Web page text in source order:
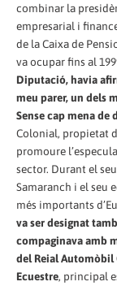
combinar la
empresarial i
de la Caixa de
va ocupar fins al
Diputació, havia
meu parer, un dels
Sense cap mena de
Colonial, propietat
promoure
sector. Durant el
Samaranch i el seu
més importants
va ser designat
compaginava amb
del Reial Automòbil
Ecuestre, principal